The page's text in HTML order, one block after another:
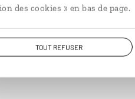
des cookies » en bas de page.
TOUT REFUSER